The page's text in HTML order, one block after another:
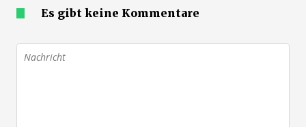
Es gibt keine Kommentare